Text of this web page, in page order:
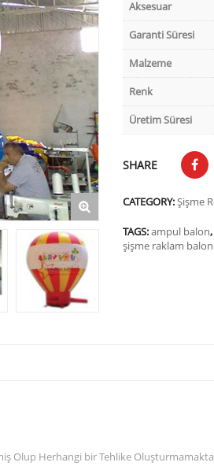
Aksesuar
Garanti Süresi
Malzeme
Renk
Üretim Süresi
SHARE
CATEGORY:Şişme
TAGS:ampul balon,
şişme raklam
Olup Herhangi bir Tehlike